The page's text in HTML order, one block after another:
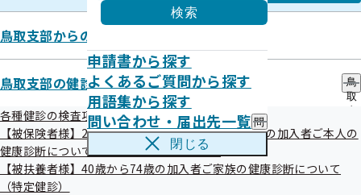
検索
申請書から探す
よくあるご質問から探す
用語集から探す
問い合わせ・届出先一覧 問
い
わ
閉じる
鳥取支部からのお知らせ
鳥取支部の健診・保健指導のご案内
鳥
取
の
各種健診の検査項目の比較
【被保険者様】20歳、25歳、30歳、35歳から74歳の加入者ご本人の
健康診断について（生活習慣病予防健診）
【被扶養者様】40歳から74歳の加入者ご家族の健康診断について
（特定健診）
【お手続き】申請書の提出につい
て